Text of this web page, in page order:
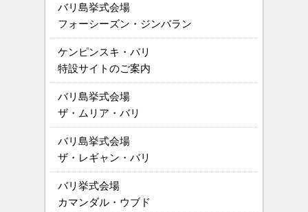
バリ島挙式会場
フォーシーズン・ジンバラン
ケンピンスキ・バリ
特設サイトのご案内
バリ島挙式会場
ザ・ムリア・バリ
バリ島挙式会場
ザ・レギャン・バリ
バリ挙式会場
カマンダル・ウブド